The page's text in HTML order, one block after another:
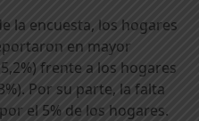
la encuesta, los hogares
en mayor
frente a los hogares
Por su parte, la falta
el 5% de los hogares.